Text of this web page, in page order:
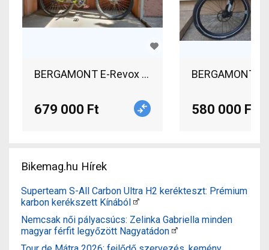
BERGAMONT E-Revox 6 Elektromos Mountain
679 000 Ft
BERGAMONT
580 000 Ft
Bikemag.hu Hírek
Superteam S-All Carbon Ultra H2 kerékteszt: Prémium
karbon kerékszett Kínából
Nemcsak női pályacsúcs: Zelinka Gabriella minden
magyar férfit legyőzött Nagyatádon